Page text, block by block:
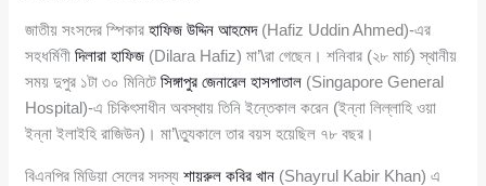
জাতীয় সংসদের স্পিকারহাফিজ উদ্দিন আহমেদ(Hafiz Uddin Ahmed)-এর
সহধর্মিণীদিলারা হাফিজ (Dilara Hafiz) মা’\রা গেছেন। শনিবার (২৮ মার্চ) স্থানীয়
সময় দুপুর ১টা ৩০ মিনিটেসিঙ্গাপুর জেনারেল হাসপাতাল (Singapore General
Hospital)-এ চিকিৎসাধীন অবস্থায় তিনি ইন্তেকাল করেন (ইন্না লিল্লাহি ওয়া
ইন্না ইলাইহি রাজিউন)। মা’\ত্যুকালে তার বয়স হয়েছিল ৭৮ বছর।
বিএনপির মিডিয়া সেলের সদস্যশায়রুল কবির খান (Shayrul Kabir Khan) এ